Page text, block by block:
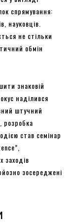
спрямування:
науковців.
не стільки
обмін
знаковій
наділився
штучний
розробка
став семінар
заходів
зосереджені